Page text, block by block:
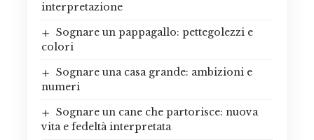
interpretazione
Sognare un pappagallo: pettegolezzi e
colori
Sognare una casa grande: ambizioni e
numeri
Sognare un cane che partorisce: nuova
vita e fedeltà interpretata